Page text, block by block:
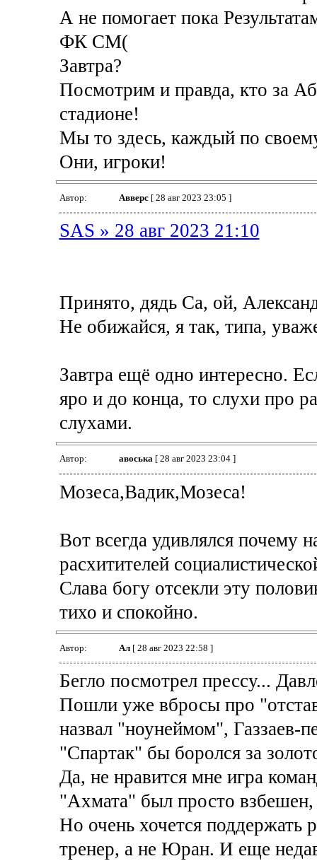
А не помогает пока
ФК СМ(
Завтра?
Посмотрим и правда, кто за
стадионе!
Мы то здесь, каждый по
Они, игроки!
Автор: Авверс[ 28 авг 2023 23:05 ]
SAS » 28 авг 2023 21:10
Принято, дядь Са, ой,
Не обижайся, я так, типа,
Завтра ещё одно интересно.
яро и до конца, то слухи про
слухами.
Автор: авоська[ 28 авг 2023 23:04 ]
Мозеса,Вадик,Мозеса!
Вот всегда удивлялся почему
расхитителей
Слава богу отсекли эту
тихо и спокойно.
Автор: Ал[ 28 авг 2023 22:58 ]
Бегло посмотрел прессу...
Пошли уже вбросы про
назвал "ноунеймом", Газзаев-
"Спартак" бы боролся за
Да, не нравится мне игра
"Ахмата" был просто
Но очень хочется
тренер, а не Юран. И еще